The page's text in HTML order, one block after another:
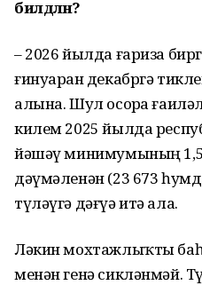
билдәләнә?
– 2026 йылда ғариза
ғинуарҙан декабргә
алына. Шул осорҙа
килем 2025 йылда
йәшәү минимумының
дәүмәленән (23 673
түләүгә дәғүә итә ала.
Ләкин мохтажлыҡты
менән генә сикләнмәй.